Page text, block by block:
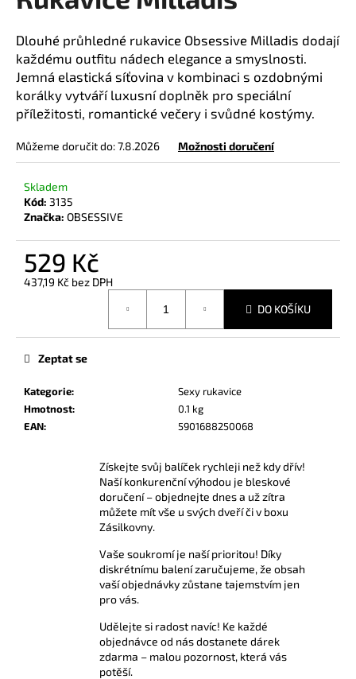
5
hvězdiček.
Dlouhé průhledné rukavice Obsessive Milladis dodají
každému outfitu nádech elegance a smyslnosti.
Jemná elastická síťovina v kombinaci s ozdobnými
korálky vytváří luxusní doplněk pro speciální
příležitosti, romantické večery i svůdné kostýmy.
Můžeme doručit do:7.8.2026 Možnosti doručení
Skladem
Kód: 3135
Značka: OBSESSIVE
529 Kč
437,19 Kč bez DPH
DO KOŠÍKU
Kategorie:
Sexy rukavice
Hmotnost:
0.1 kg
EAN: 5901688250068
Zeptat se
Získejte svůj balíček rychleji než kdy dřív!
Naší konkurenční výhodou je bleskové
doručení – objednejte dnes a už zítra
můžete mít vše u svých dveří či v boxu
Zásilkovny.
Vaše soukromí je naší prioritou! Díky
diskrétnímu balení zaručujeme, že obsah
vaší objednávky zůstane tajemstvím jen
pro vás.
Udělejte si radost navíc! Ke každé
objednávce od nás dostanete dárek
zdarma – malou pozornost, která vás
potěší.
j
í
t
?
D
o
p
u
e
m